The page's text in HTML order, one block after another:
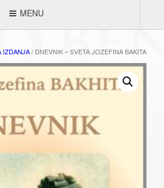
MENU
IZDANJA/ DNEVNIK – SVETA JOZEFINA BAKITA